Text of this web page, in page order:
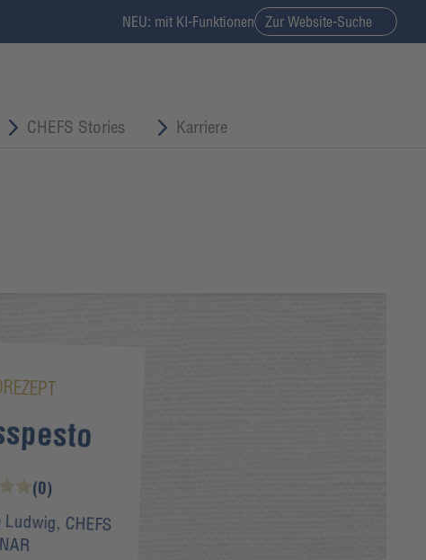
NEU: mit KI-Funktionen Zur Website-Suche
CHEFS Stories Karriere
(0)
Ludwig, CHEFS